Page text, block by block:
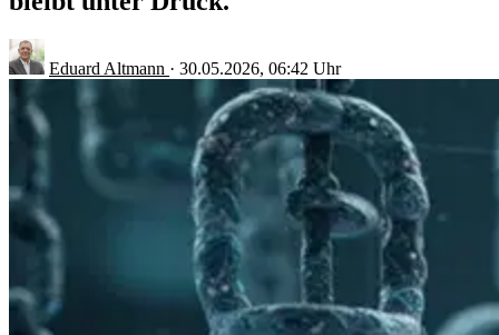
Eduard Altmann · 30.05.2026, 06:42 Uhr